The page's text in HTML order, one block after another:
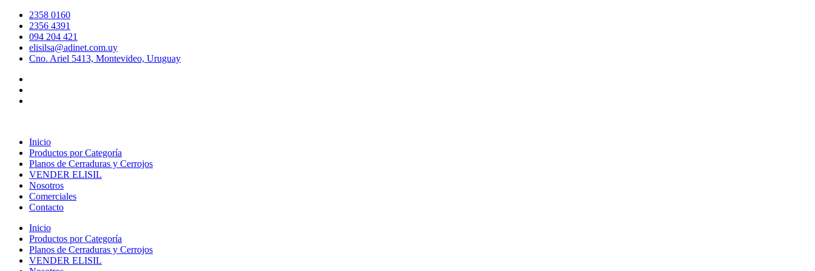
contenido
2358 0160
2356 4391
094 204 421
elisilsa@adinet.com.uy
Cno. Ariel 5413, Montevideo, Uruguay
Inicio
Productos por Categoría
Planos de Cerraduras y Cerrojos
VENDER ELISIL
Nosotros
Comerciales
Contacto
Inicio
Productos por Categoría
Planos de Cerraduras y Cerrojos
VENDER ELISIL